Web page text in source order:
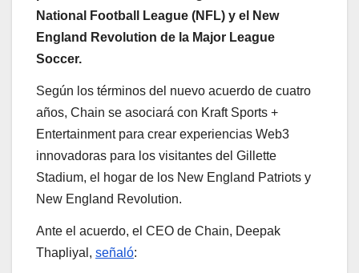
National Football League (NFL) y el New
England Revolution de la Major League
Soccer.
Según los términos del nuevo acuerdo de cuatro
años, Chain se asociará con Kraft Sports +
Entertainment para crear experiencias Web3
innovadoras para los visitantes del Gillette
Stadium, el hogar de los New England Patriots y
New England Revolution.
Ante el acuerdo, el CEO de Chain, Deepak
Thapliyal, señaló: